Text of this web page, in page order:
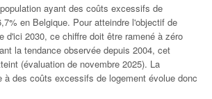
ayant des coûts excessifs de
en Belgique. Pour atteindre l'objectif de
d'ici 2030, ce chiffre doit être ramené à zéro
la tendance observée depuis 2004, cet
(évaluation de novembre 2025). La
à des coûts excessifs de logement évolue donc